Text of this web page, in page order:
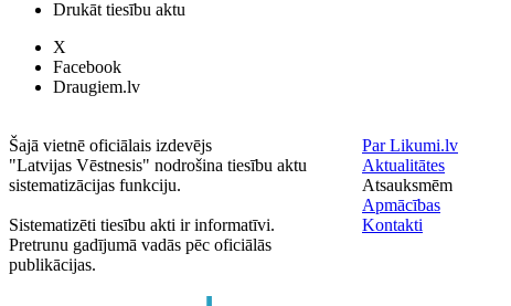
Drukāt tiesību aktu
X
Facebook
Draugiem.lv
Šajā vietnē oficiālais izdevējs
"Latvijas Vēstnesis" nodrošina tiesību aktu
sistematizācijas funkciju.
Sistematizēti tiesību akti ir informatīvi.
Pretrunu gadījumā vadās pēc oficiālās
publikācijas.
Par Likumi.lv
Aktualitātes
Atsauksmēm
Apmācības
Kontakti